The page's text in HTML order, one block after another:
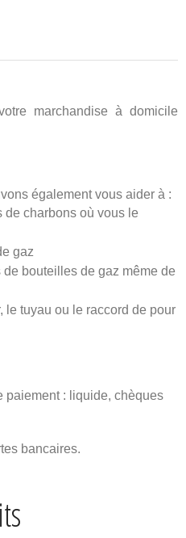
marchandise à domicile
également vous aider à :
de charbons où vous le
gaz
bouteilles de gaz même de
le tuyau ou le raccord de pour
paiement : liquide, chèques
bancaires.